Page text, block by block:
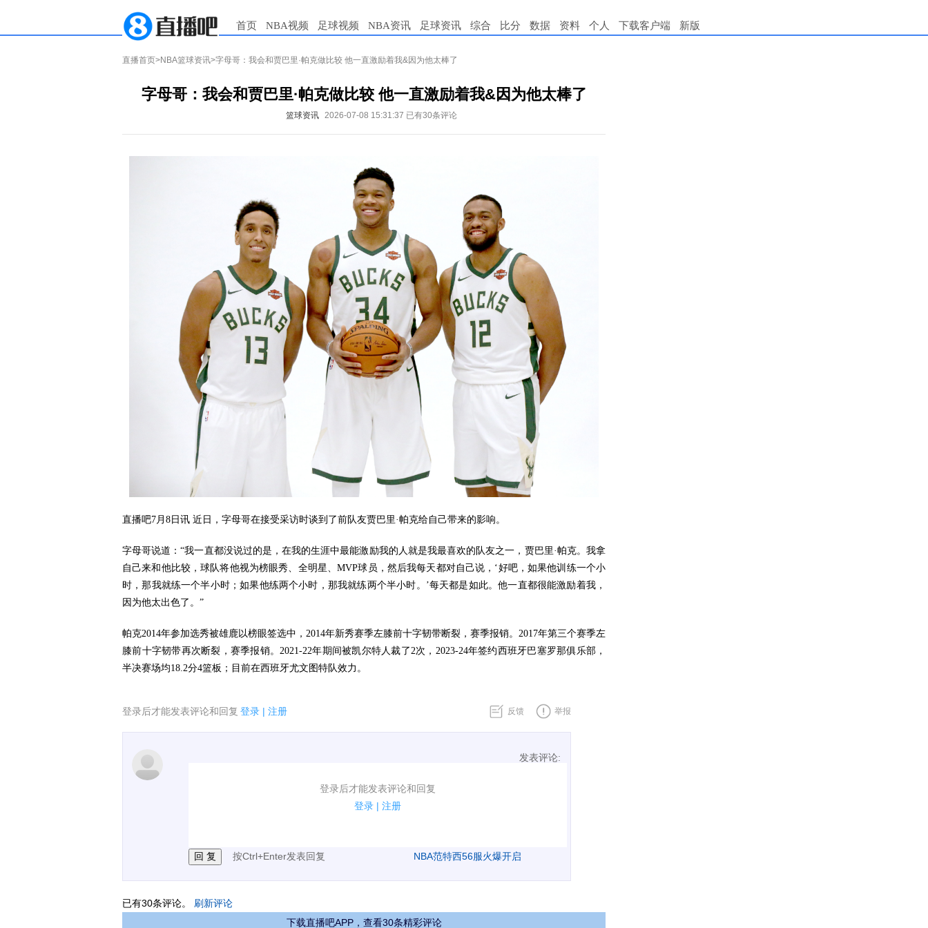
首页 NBA视频 足球视频 NBA资讯 足球资讯 综合 比分 数据 资料 个人 下载客户端 新版
直播首页>NBA篮球资讯>字母哥：我会和贾巴里·帕克做比较 他一直激励着我&因为他太棒了
字母哥：我会和贾巴里·帕克做比较 他一直激励着我&因为他太棒了
篮球资讯 2026-07-08 15:31:37 已有30条评论
直播吧7月8日讯 近日，字母哥在接受采访时谈到了前队友贾巴里·帕克给自己带来的影响。
字母哥说道：“我一直都没说过的是，在我的生涯中最能激励我的人就是我最喜欢的队友之一，贾巴里·帕克。我拿
自己来和他比较，球队将他视为榜眼秀、全明星、MVP球员，然后我每天都对自己说，‘好吧，如果他训练一个小
时，那我就练一个半小时；如果他练两个小时，那我就练两个半小时。’每天都是如此。他一直都很能激励着我，
因为他太出色了。”
帕克2014年参加选秀被雄鹿以榜眼签选中，2014年新秀赛季左膝前十字韧带断裂，赛季报销。2017年第三个赛季左
膝前十字韧带再次断裂，赛季报销。2021-22年期间被凯尔特人裁了2次，2023-24年签约西班牙巴塞罗那俱乐部，
半决赛场均18.2分4篮板；目前在西班牙尤文图特队效力。
登录后才能发表评论和回复 登录 | 注册 反馈 举报
发表评论:
登录后才能发表评论和回复
登录 | 注册
1.电脑端新用户可以发表评论了！
按Ctrl+Enter发表回复 NBA范特西56服火爆开启
已有30条评论。 刷新评论
下载直播吧APP，查看30条精彩评论